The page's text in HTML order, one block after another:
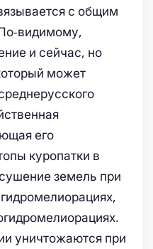
с общим
видимому,
и сейчас, но
может
его
куропатки в
земель при
уничтожаются при